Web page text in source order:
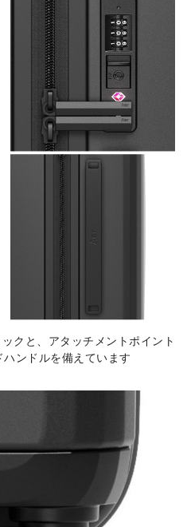
クと、アタッチメントポイント
ンドルを備えています